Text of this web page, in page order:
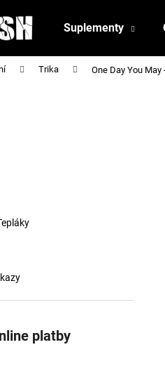
Suplementy
Trika One Day You
platby